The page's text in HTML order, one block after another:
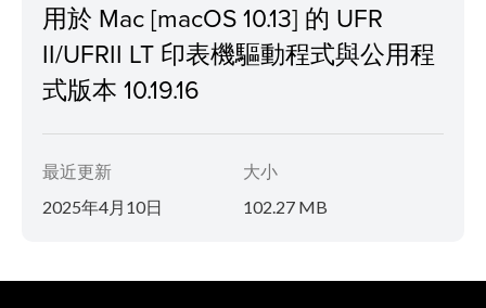
用於 Mac [macOS 10.13] 的 UFR
II/UFRII LT 印表機驅動程式與公用程
式版本 10.19.16
最近更新
2025年4月10日
大小
102.27 MB